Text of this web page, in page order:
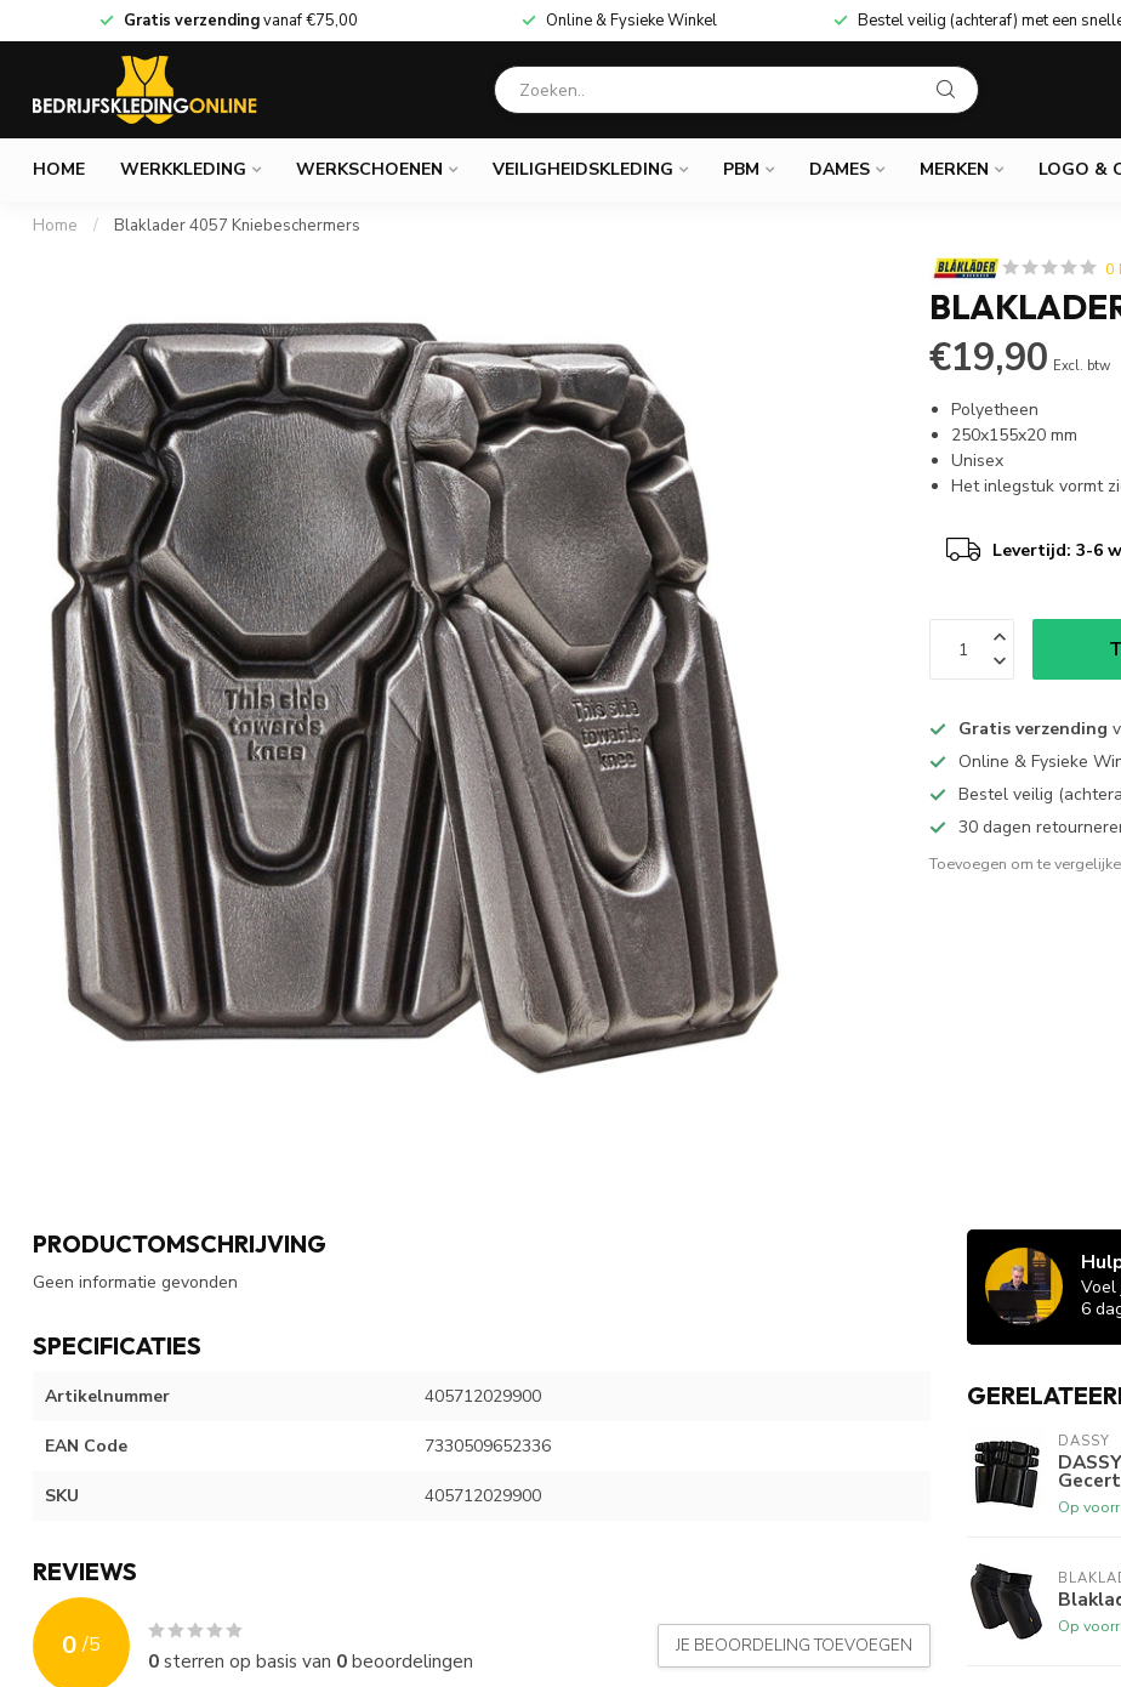
Gratis verzendingvanaf€75,00 Online & Fysieke Winkel Bestel veilig (achteraf) met een
HOME WERKKLEDING WERKSCHOENEN VEILIGHEIDSKLEDING PBM DAMES MERKEN LOGO &
Home / Blaklader 4057 Kniebeschermers
0
€19,90 Excl. btw
Polyetheen
250x155x20 mm
Unisex
Het inlegstuk vormt
Levertijd: 3-6
Gratis verzending
Online & Fysieke
Bestel veilig
30 dagen
Toevoegen om te
PRODUCTOMSCHRIJVING
Geen informatie gevonden
SPECIFICATIES
Artikelnummer 405712029900
EAN Code 7330509652336
SKU 405712029900
REVIEWS
0 /5
0sterren op basis van 0beoordelingen
JE BEOORDELING TOEVOEGEN
Voel
6
DASSY
Op
Op